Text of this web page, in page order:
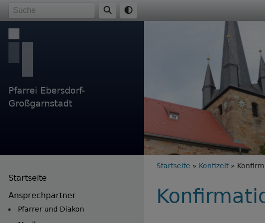
Direkt
zum
Inhalt
Pfarrei Ebersdorf-
Großgarnstadt
Startseite
Ansprechpartner
Pfarrer und Diakon
Breadcrumb
Startseite Konfizeit